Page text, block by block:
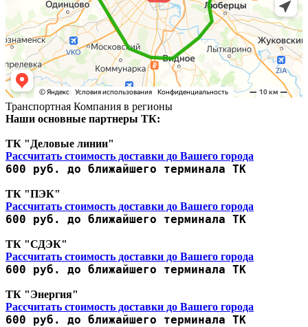
Транспортная Компания в регионы
Наши основные партнеры ТК:
ТК "Деловые линии"
Рассчитать стоимость доставки до Вашего города
600 руб. до ближайшего терминала ТК
ТК "ПЭК"
Рассчитать стоимость доставки до Вашего города
600 руб. до ближайшего терминала ТК
ТК "СДЭК"
Рассчитать стоимость доставки до Вашего города
600 руб. до ближайшего терминала ТК
ТК "Энергия"
Рассчитать стоимость доставки до Вашего города
600 руб. до ближайшего терминала ТК